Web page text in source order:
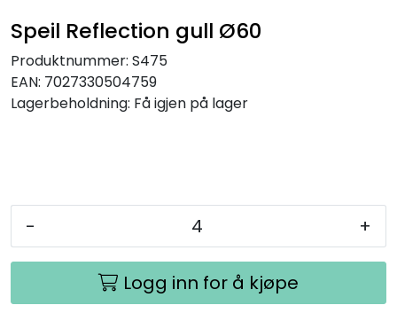
Speil Reflection gull Ø60
Produktnummer: S475
EAN: 7027330504759
Lagerbeholdning: Få igjen på lager
- +
Logg inn for å kjøpe
Trykk av bilder/skilt og innramming
SOMMEROUTLET